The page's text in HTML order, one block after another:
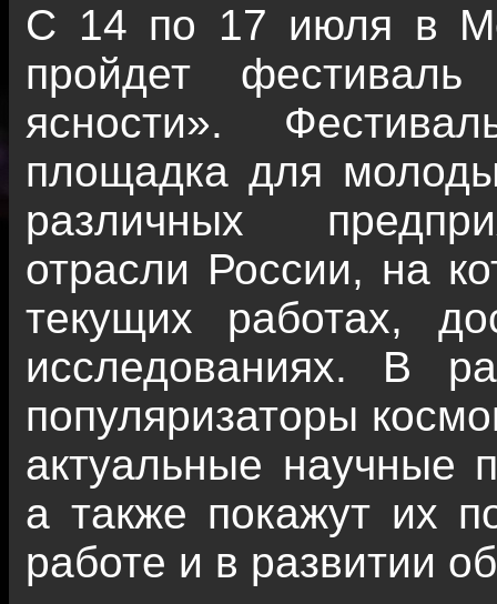
С 14 по 17 июля в
пройдет
ясности».
площадка для
различных
отрасли России, на
текущих работах,
исследованиях. В
популяризаторы
актуальные научные
а также покажут их
работе и в развитии